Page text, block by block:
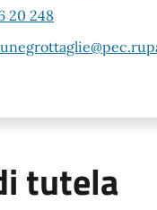
20 248
tutela